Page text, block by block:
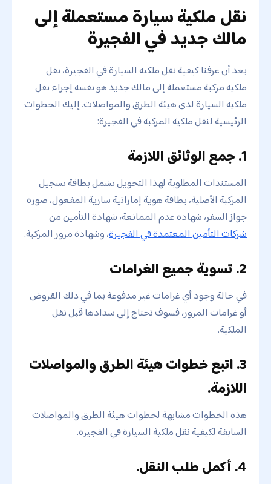
نقل ملكية سيارة مستعملة إلى
مالك جديد في الفجيرة
بعد أن عرفنا كيفية نقل ملكية السيارة في الفجيرة، نقل
ملكية مركبة مستعملة إلى مالك جديد هو نفسه إجراء نقل
ملكية السيارة لدى هيئة الطرق والمواصلات. إليك الخطوات
الرئيسية لنقل ملكية المركبة في الفجيرة:
1. جمع الوثائق اللازمة
المستندات المطلوبة لهذا التحويل تشمل بطاقة تسجيل
المركبة الأصلية، بطاقة هوية إماراتية سارية المفعول، صورة
جواز السفر، شهادة عدم الممانعة، شهادة التأمين من
شركات التأمين المعتمدة في الفجيرة، وشهادة مرور المركبة.
2. تسوية جميع الغرامات
في حالة وجود أي غرامات غير مدفوعة بما في ذلك القروض
أو غرامات المرور، فسوف تحتاج إلى سدادها قبل نقل
الملكية.
3. اتبع خطوات هيئة الطرق والمواصلات
اللازمة.
هذه الخطوات مشابهة لخطوات هيئة الطرق والمواصلات
السابقة لكيفية نقل ملكية السيارة في الفجيرة.
4. أكمل طلب النقل.